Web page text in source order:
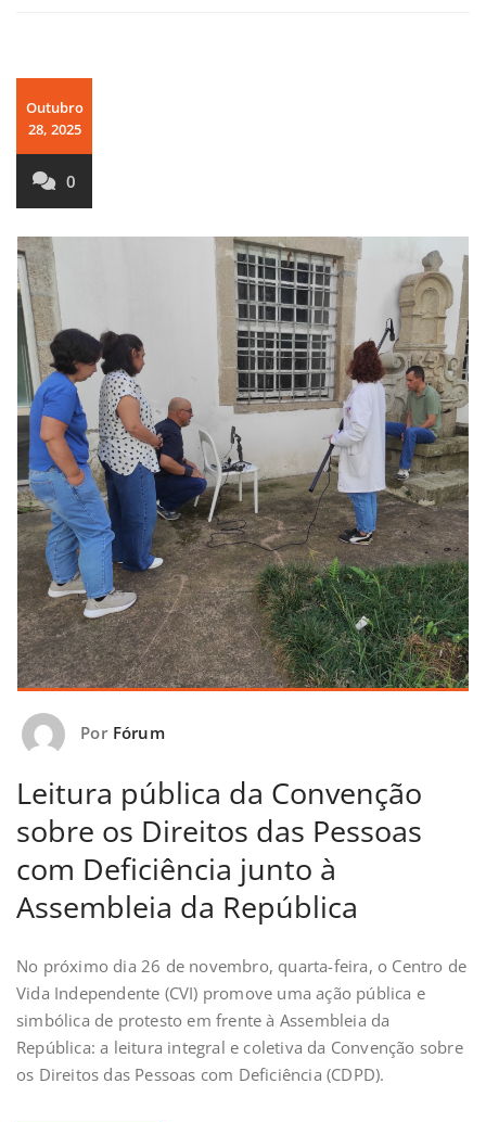
Outubro
28, 2025
0
Por Fórum
Leitura pública da Convenção
sobre os Direitos das Pessoas
com Deficiência junto à
Assembleia da República
No próximo dia 26 de novembro, quarta-feira, o Centro de
Vida Independente (CVI) promove uma ação pública e
simbólica de protesto em frente à Assembleia da
República: a leitura integral e coletiva da Convenção sobre
os Direitos das Pessoas com Deficiência (CDPD).